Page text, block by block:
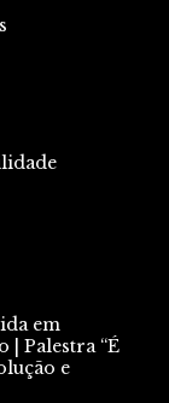
em
| Palestra “É
e